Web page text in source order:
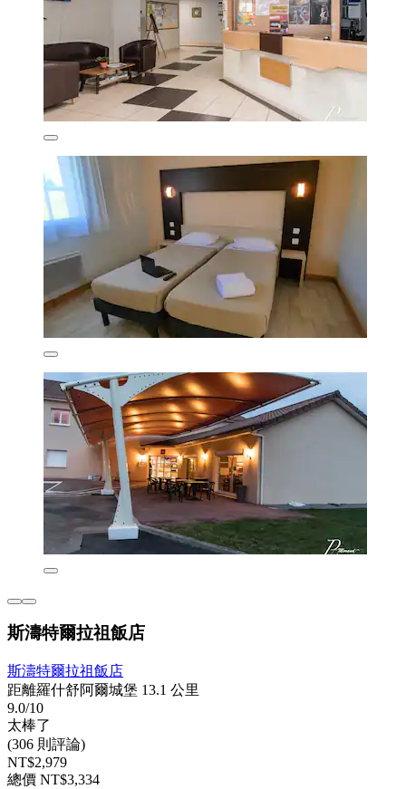
斯濤特爾拉祖飯店
斯濤特爾拉祖飯店
距離羅什舒阿爾城堡 13.1 公里
9.0/10
太棒了
(306 則評論)
NT$2,979
總價 NT$3,334